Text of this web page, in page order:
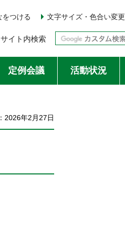
をつける 文字サイズ・色合い変更
サイト内検索
定例会議 活動状況
2026年2月27日